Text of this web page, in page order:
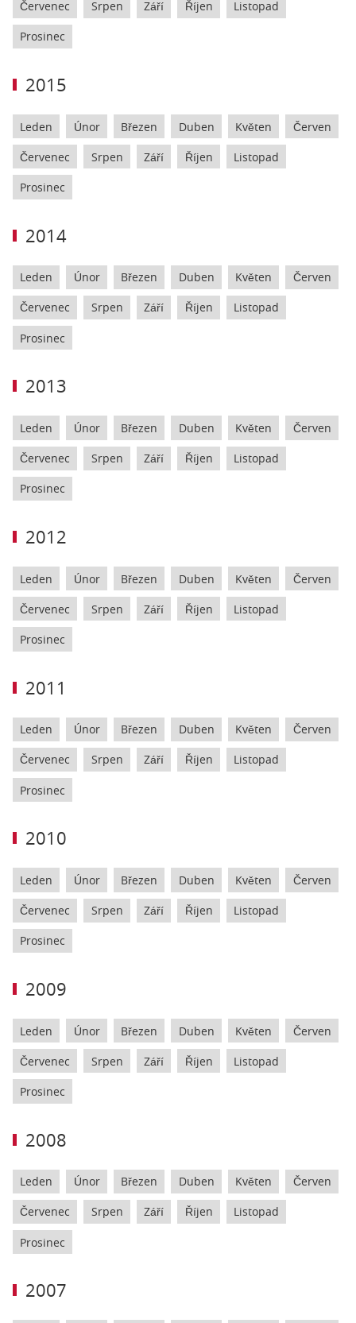
Červenec Srpen Září Říjen Listopad
Prosinec
2015
Leden Únor Březen Duben Květen Červen
Červenec Srpen Září Říjen Listopad
Prosinec
2014
Leden Únor Březen Duben Květen Červen
Červenec Srpen Září Říjen Listopad
Prosinec
2013
Leden Únor Březen Duben Květen Červen
Červenec Srpen Září Říjen Listopad
Prosinec
2012
Leden Únor Březen Duben Květen Červen
Červenec Srpen Září Říjen Listopad
Prosinec
2011
Leden Únor Březen Duben Květen Červen
Červenec Srpen Září Říjen Listopad
Prosinec
2010
Leden Únor Březen Duben Květen Červen
Červenec Srpen Září Říjen Listopad
Prosinec
2009
Leden Únor Březen Duben Květen Červen
Červenec Srpen Září Říjen Listopad
Prosinec
2008
Leden Únor Březen Duben Květen Červen
Červenec Srpen Září Říjen Listopad
Prosinec
2007